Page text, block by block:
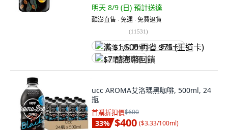
明天 8/9 (日) 預計送達
酷澎直售 ∙ 免運 ∙ 免費退貨
(11531)
满 $1,500 再省 $75 (王道卡)
$7 酷澎幣回饋
ucc AROMA艾洛瑪黑咖啡, 500ml, 24
瓶
首購折扣價$600
33% $400 ($3.33/100ml)